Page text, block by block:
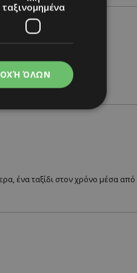
ένα ταξίδι στον χρόνο μέσα
ταξινομημένα
ΌΛΩΝ
δηλαδή να
push down